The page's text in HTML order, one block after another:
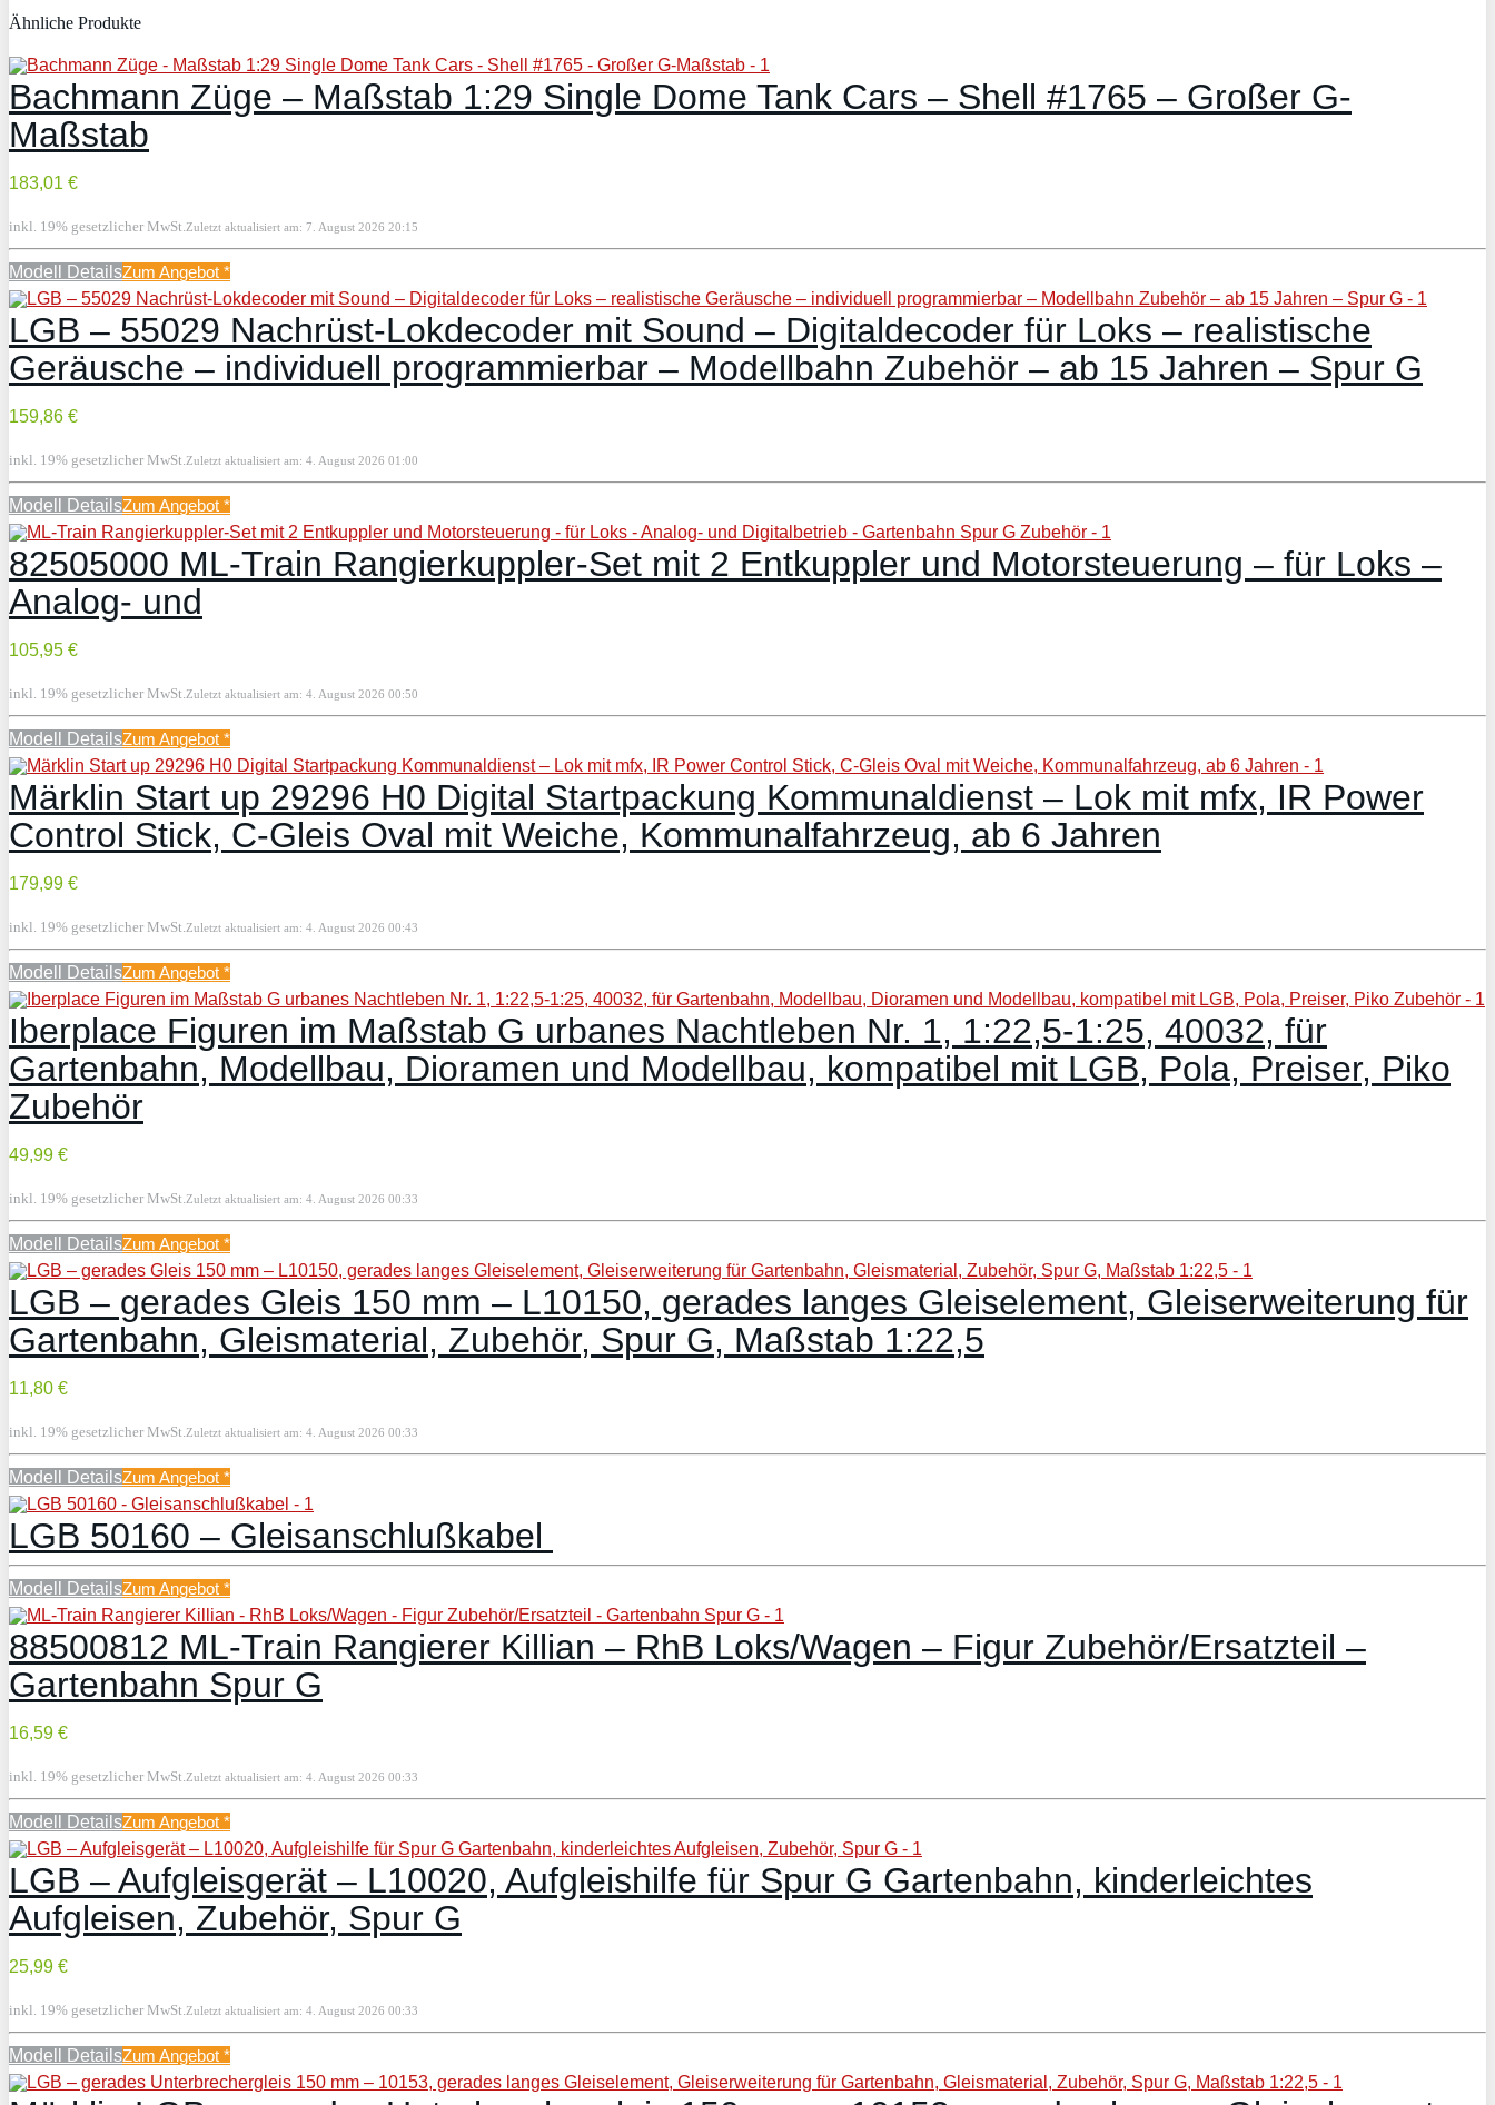
Ähnliche Produkte
Bachmann Züge – Maßstab 1:29 Single Dome Tank Cars – Shell #1765 – Großer G-
Maßstab
183,01 €
inkl. 19% gesetzlicher MwSt. Zuletzt aktualisiert am: 7. August 2026 20:15
Modell DetailsZum Angebot *
LGB – 55029 Nachrüst-Lokdecoder mit Sound – Digitaldecoder für Loks – realistische
Geräusche – individuell programmierbar – Modellbahn Zubehör – ab 15 Jahren – Spur G
159,86 €
inkl. 19% gesetzlicher MwSt. Zuletzt aktualisiert am: 4. August 2026 01:00
Modell DetailsZum Angebot *
82505000 ML-Train Rangierkuppler-Set mit 2 Entkuppler und Motorsteuerung – für Loks –
Analog- und
105,95 €
inkl. 19% gesetzlicher MwSt. Zuletzt aktualisiert am: 4. August 2026 00:50
Modell DetailsZum Angebot *
Märklin Start up 29296 H0 Digital Startpackung Kommunaldienst – Lok mit mfx, IR Power
Control Stick, C-Gleis Oval mit Weiche, Kommunalfahrzeug, ab 6 Jahren
179,99 €
inkl. 19% gesetzlicher MwSt. Zuletzt aktualisiert am: 4. August 2026 00:43
Modell DetailsZum Angebot *
Iberplace Figuren im Maßstab G urbanes Nachtleben Nr. 1, 1:22,5-1:25, 40032, für
Gartenbahn, Modellbau, Dioramen und Modellbau, kompatibel mit LGB, Pola, Preiser, Piko
Zubehör
49,99 €
inkl. 19% gesetzlicher MwSt. Zuletzt aktualisiert am: 4. August 2026 00:33
Modell DetailsZum Angebot *
LGB – gerades Gleis 150 mm – L10150, gerades langes Gleiselement, Gleiserweiterung für
Gartenbahn, Gleismaterial, Zubehör, Spur G, Maßstab 1:22,5
11,80 €
inkl. 19% gesetzlicher MwSt. Zuletzt aktualisiert am: 4. August 2026 00:33
Modell DetailsZum Angebot *
LGB 50160 – Gleisanschlußkabel
Modell DetailsZum Angebot *
88500812 ML-Train Rangierer Killian – RhB Loks/Wagen – Figur Zubehör/Ersatzteil –
Gartenbahn Spur G
16,59 €
inkl. 19% gesetzlicher MwSt. Zuletzt aktualisiert am: 4. August 2026 00:33
Modell DetailsZum Angebot *
LGB – Aufgleisgerät – L10020, Aufgleishilfe für Spur G Gartenbahn, kinderleichtes
Aufgleisen, Zubehör, Spur G
25,99 €
inkl. 19% gesetzlicher MwSt. Zuletzt aktualisiert am: 4. August 2026 00:33
Modell DetailsZum Angebot *